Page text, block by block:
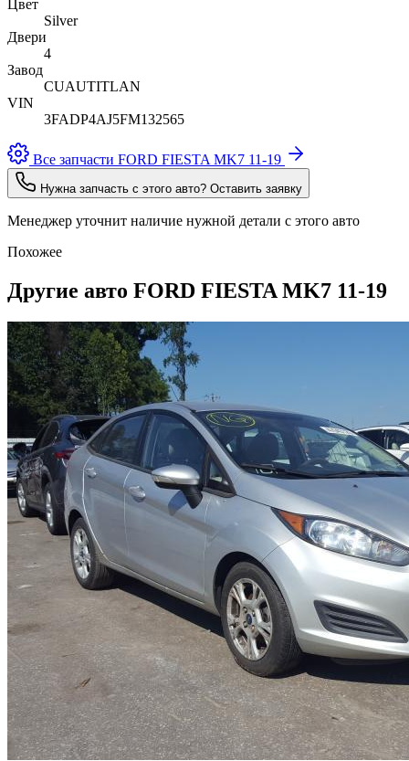
Цвет
Silver
Двери
4
Завод
CUAUTITLAN
VIN
3FADP4AJ5FM132565
Все запчасти FORD FIESTA MK7 11-19
Нужна запчасть с этого авто? Оставить заявку
Менеджер уточнит наличие нужной детали с этого авто
Похожее
Другие авто FORD FIESTA MK7 11-19